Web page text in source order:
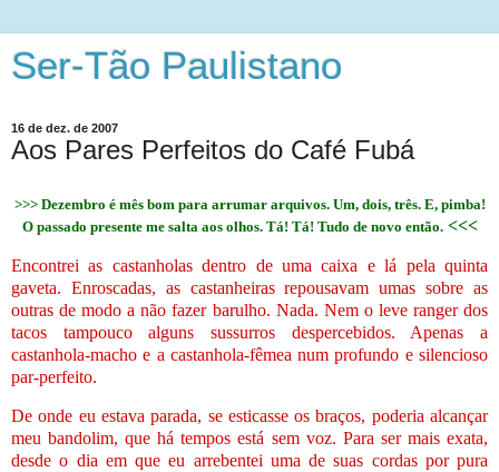
Ser-Tão Paulistano
16 de dez. de 2007
Aos Pares Perfeitos do Café Fubá
>>> Dezembro é mês bom para arrumar arquivos. Um, dois, três. E, pimba!
O passado presente me salta aos olhos. Tá! Tá! Tudo de novo então.<<<
Encontrei as castanholas dentro de uma caixa e lá pela quinta
gaveta. Enroscadas, as castanheiras repousavam umas sobre as
outras de modo a não fazer barulho. Nada. Nem o leve ranger dos
tacos tampouco alguns sussurros despercebidos. Apenas a
castanhola-macho e a castanhola-fêmea num profundo e silencioso
par-perfeito.
De onde eu estava parada, se esticasse os braços, poderia alcançar
meu bandolim, que há tempos está sem voz. Para ser mais exata,
desde o dia em que eu arrebentei uma de suas cordas por pura